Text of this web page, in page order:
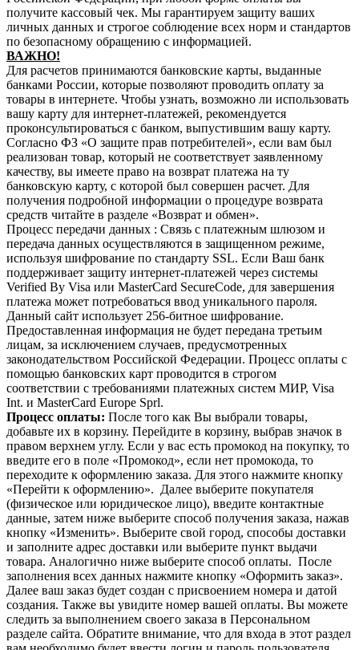
получите кассовый чек. Мы гарантируем защиту ваших
личных данных и строгое соблюдение всех норм и стандартов
по безопасному обращению с информацией.
ВАЖНО!
Для расчетов принимаются банковские карты, выданные
банками России, которые позволяют проводить оплату за
товары в интернете. Чтобы узнать, возможно ли использовать
вашу карту для интернет-платежей, рекомендуется
проконсультироваться с банком, выпустившим вашу карту.
Согласно ФЗ «О защите прав потребителей», если вам был
реализован товар, который не соответствует заявленному
качеству, вы имеете право на возврат платежа на ту
банковскую карту, с которой был совершен расчет. Для
получения подробной информации о процедуре возврата
средств читайте в разделе «Возврат и обмен».
Процесс передачи данных : Связь с платежным шлюзом и
передача данных осуществляются в защищенном режиме,
используя шифрование по стандарту SSL. Если Ваш банк
поддерживает защиту интернет-платежей через системы
Verified By Visa или MasterCard SecureCode, для завершения
платежа может потребоваться ввод уникального пароля.
Данный сайт использует 256-битное шифрование.
Предоставленная информация не будет передана третьим
лицам, за исключением случаев, предусмотренных
законодательством Российской Федерации. Процесс оплаты с
помощью банковских карт проводится в строгом
соответствии с требованиями платежных систем МИР, Visa
Int. и MasterCard Europe Sprl.
Процесс оплаты: После того как Вы выбрали товары,
добавьте их в корзину. Перейдите в корзину, выбрав значок в
правом верхнем углу. Если у вас есть промокод на покупку, то
введите его в поле «Промокод», если нет промокода, то
переходите к оформлению заказа. Для этого нажмите кнопку
«Перейти к оформлению». Далее выберите покупателя
(физическое или юридическое лицо), введите контактные
данные, затем ниже выберите способ получения заказа, нажав
кнопку «Изменить». Выберите свой город, способы доставки
и заполните адрес доставки или выберите пункт выдачи
товара. Аналогично ниже выберите способ оплаты. После
заполнения всех данных нажмите кнопку «Оформить заказ».
Далее ваш заказ будет создан с присвоением номера и датой
создания. Также вы увидите номер вашей оплаты. Вы можете
следить за выполнением своего заказа в Персональном
разделе сайта. Обратите внимание, что для входа в этот раздел